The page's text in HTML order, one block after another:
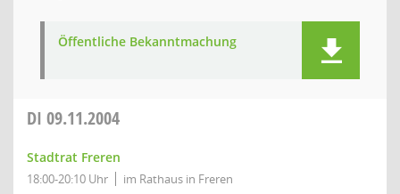
Öffentliche Bekanntmachung
DI 09.11.2004
Stadtrat Freren
18:00-20:10 Uhr im Rathaus in Freren